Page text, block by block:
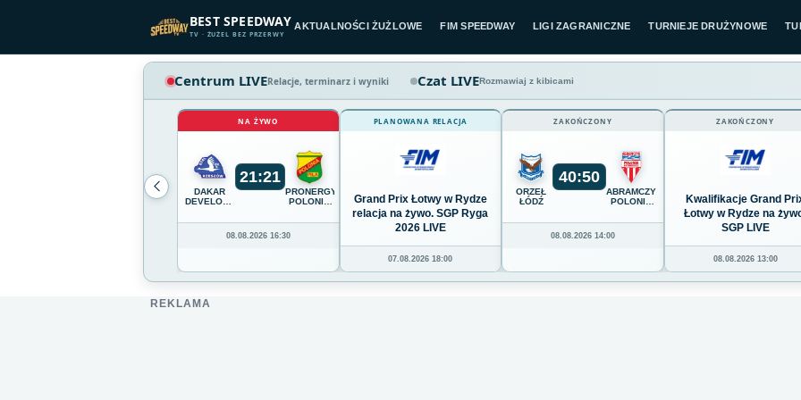
BEST SPEEDWAY
TV · ŻUŻEL BEZ PRZERWY
AKTUALNOŚCI ŻUŻLOWE FIM SPEEDWAY LIGI ZAGRANICZNE TURNIEJE DRUŻYNOWE
Centrum LIVERelacje, terminarz i wyniki Czat LIVERozmawiaj z kibicami
NA ŻYWO
DAKAR
DEVELOPMENT
RZESZÓW
21:21
PRONERGY
POLONIA
08.08.2026 16:30
PLANOWANA RELACJA
Grand Prix Łotwy w Rydze
relacja na żywo. SGP Ryga
2026 LIVE
07.08.2026 18:00
ZAKOŃCZONY
ORZEŁ
ŁÓDŹ
40:50
ABRAMCZYK
POLONIA
08.08.2026 14:00
ZAKOŃCZONY
Kwalifikacje Grand
Łotwy w Rydze na
SGP LIVE
08.08.2026 13:00
REKLAMA